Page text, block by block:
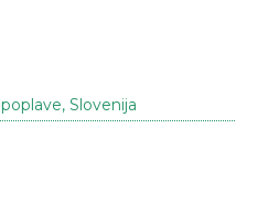
poplave, Slovenija